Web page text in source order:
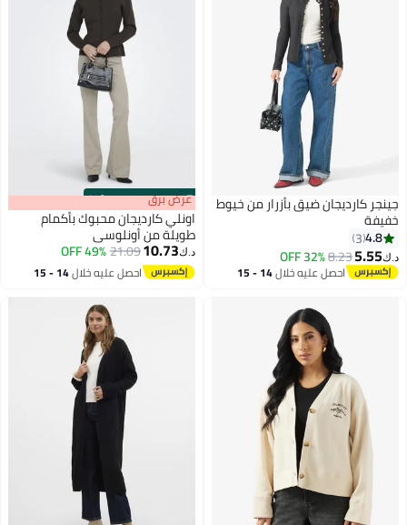
جينجر كارديجان ضيق بأزرار من خيوط
خفيفة
4.8
3
د.ك‏5.55
8.23
32% OFF
احصل عليه خلال 14 - 15
00m:00s
·
100% Left عرض برق
اونلي كارديجان محبوك بأكمام
طويلة من أونلوسي
د.ك‏10.73
21.09
49% OFF
احصل عليه خلال 14 - 15